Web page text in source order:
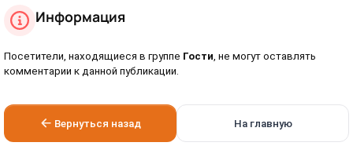
Информация
Посетители, находящиеся в группе Гости, не могут оставлять
комментарии к данной публикации.
Вернуться назад На главную